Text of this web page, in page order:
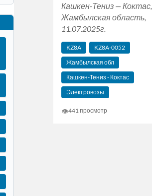
Кашкен-Тениз — Коктас,
Жамбылская область,
11.07.2025г.
KZ8A
KZ8A-0052
Жамбылская обл
Кашкен-Тениз - Коктас
Электровозы
👁441 просмотр